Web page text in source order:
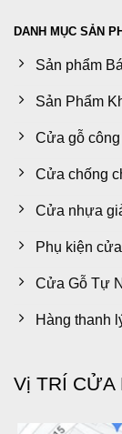
DANH MỤC SẢN
Sản phẩm
Sản Phẩm
Cửa gỗ
Cửa chống
Cửa nhựa
Phụ kiện cửa
Cửa Gỗ Tự
Hàng thanh
Vị TRÍ CỬA